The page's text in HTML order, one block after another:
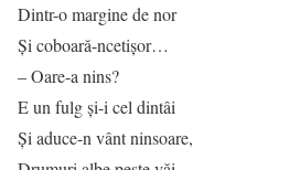
Dintr-o margine de nor
Și coboară-ncetișor…
– Oare-a nins?
E un fulg și-i cel dintâi
Și aduce-n vânt ninsoare,